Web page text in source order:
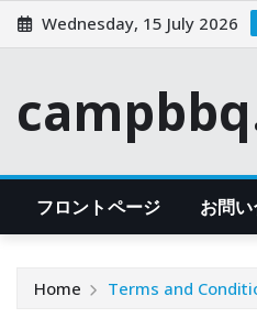
Skip
to
Wednesday, 15 July 2026
フロントページ お問
Home Terms and